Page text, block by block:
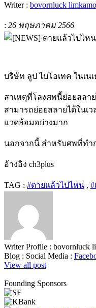
Writer : bovornluck
: 26 พฤษภาคม 2566
บริษัท ลูป ไบโอเทค ในเน
สาเหตุที่โลงศพนี้ย่อยสลา
สามารถย่อยสลายได้ในเ
แวดล้อมอย่างมาก
นอกจากนี้ สำหรับศพที่ทำ
อ้างอิง ch3plus
TAG : #ตายแล้วไปไหน ,
Writer Profile : bovornluck
Blog : Social Media :
View all post
Founding Sponsors